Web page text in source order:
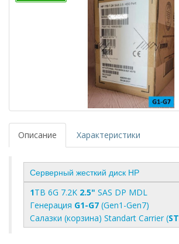
Описание Характеристики
Серверный жесткий диск HP
1TB 6G 7.2K 2.5" SAS DP MDL
Генерация G1-G7 (Gen1-Gen7)
Салазки (корзина) Standart Carrier (ST